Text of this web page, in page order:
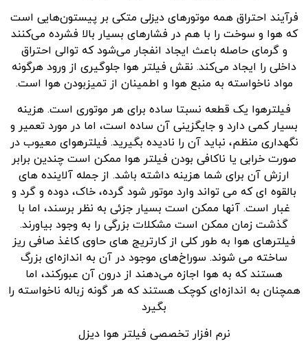
فرآیند احتراق همه موتورهای دیزلی متکی بر پیستون‌هایی است
که هوا و سوخت را با هم در فشارهای بسیار بالا فشرده می‌کنند
و گرمای حاصله باعث ایجاد انفجار می‌شود که توالی احتراق
داخلی را ایجاد می‌کند. نقش فیلتر هوا جلوگیری از ورود هرگونه
مواد ناخواسته به منبع هوا و اطمینان از تمیزبودن هوا است.
فیلترهوا یک قطعه نسبتا ساده برای هر موتوری است. هزینه
بسیار کمی دارد و جایگزینی آن ساده است، اما در مورد تعمیر و
نگهداری منظم، نباید آن را نادیده بگیرید. فیلترهوای معیوب در
صورت خرابی یا ناکافی بودن فیلتر هوا ممکن است چندین برابر
ارزش آن برای شما هزینه داشته باشد. از جمله آلاینده های
بالقوه ای که می تواند وارد موتور شود گرده، خاک، دوده و گرد و
غبار است. آنها ممکن است بسیار جزئی به نظر برسند، اما با
گذشت زمان ممکن است مشکلات بزرگی را به وجود بیاورند.
فیلترهای هوا به طور کلی از کارتریج های حاوی کاغذ صافی ریز
ساخته می شوند. سوراخ‌های موجود در آن به اندازه‌ای بزرگ
هستند که به هوا اجازه می‌دهند از درون آن عبورکند، اما
همچنان به اندازه‌ای کوچک هستند که هر گونه زباله ناخواسته را
بگیرد
نرم افزار تخصصی فیلتر هوا دیزل